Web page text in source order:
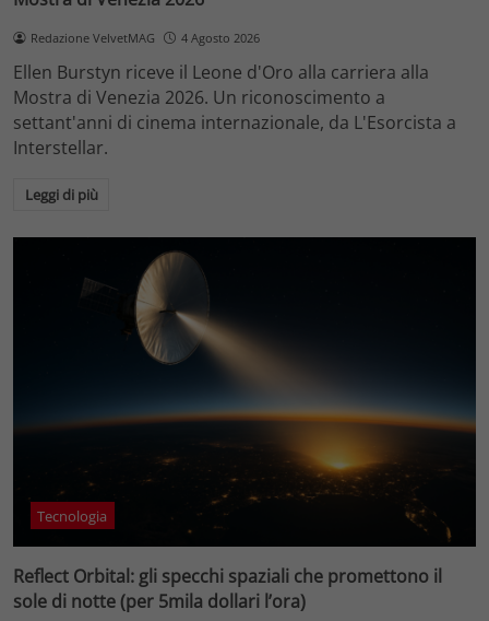
Redazione VelvetMAG 4 Agosto 2026
Ellen Burstyn riceve il Leone d'Oro alla carriera alla
Mostra di Venezia 2026. Un riconoscimento a
settant'anni di cinema internazionale, da L'Esorcista a
Interstellar.
Leggi di più
Tecnologia
Reflect Orbital: gli specchi spaziali che promettono il
sole di notte (per 5mila dollari l’ora)